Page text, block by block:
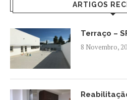
ARTIGOS
Terraço –
8 Novembro,